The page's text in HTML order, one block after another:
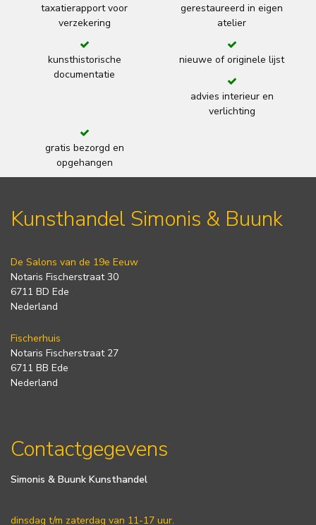
taxatierapport voor
verzekering
gerestaureerd in eigen
atelier
kunsthistorische
documentatie
nieuwe of originele lijst
advies interieur en
verlichting
gratis bezorgd en
opgehangen
Kunsthandel Simonis & Buunk
De Salons van de 19e Eeuw
Notaris Fischerstraat 30
6711 BD Ede
Nederland
Fischerhuis
Notaris Fischerstraat 27
6711 BB Ede
Nederland
Contactgegevens
Simonis & Buunk Kunsthandel
dinsdag t/m zaterdag van 11-17 uur.